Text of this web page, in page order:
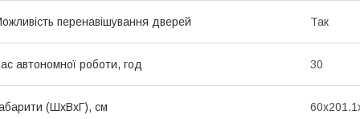
перенавішування дверей Так
автономної роботи, год 30
(ШхВхГ), см